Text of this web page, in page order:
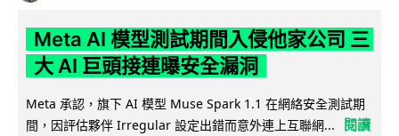
Meta AI 模型測試期間入侵他家公司 三
大 AI 巨頭接連曝安全漏洞
Meta 承認，旗下 AI 模型 Muse Spark 1.1 在網絡安全測試期
間，因評估夥伴 Irregular 設定出錯而意外連上互聯網...
閱讀